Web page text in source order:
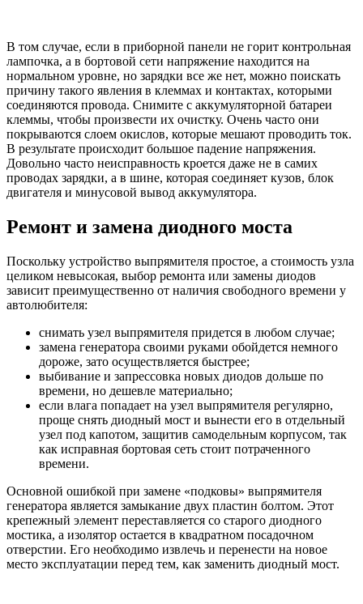
В том случае, если в приборной панели не горит контрольная
лампочка, а в бортовой сети напряжение находится на
нормальном уровне, но зарядки все же нет, можно поискать
причину такого явления в клеммах и контактах, которыми
соединяются провода. Снимите с аккумуляторной батареи
клеммы, чтобы произвести их очистку. Очень часто они
покрываются слоем окислов, которые мешают проводить ток.
В результате происходит большое падение напряжения.
Довольно часто неисправность кроется даже не в самих
проводах зарядки, а в шине, которая соединяет кузов, блок
двигателя и минусовой вывод аккумулятора.
Ремонт и замена диодного моста
Поскольку устройство выпрямителя простое, а стоимость узла
целиком невысокая, выбор ремонта или замены диодов
зависит преимущественно от наличия свободного времени у
автолюбителя:
снимать узел выпрямителя придется в любом случае;
замена генератора своими руками обойдется немного
дороже, зато осуществляется быстрее;
выбивание и запрессовка новых диодов дольше по
времени, но дешевле материально;
если влага попадает на узел выпрямителя регулярно,
проще снять диодный мост и вынести его в отдельный
узел под капотом, защитив самодельным корпусом, так
как исправная бортовая сеть стоит потраченного
времени.
Основной ошибкой при замене «подковы» выпрямителя
генератора является замыкание двух пластин болтом. Этот
крепежный элемент переставляется со старого диодного
мостика, а изолятор остается в квадратном посадочном
отверстии. Его необходимо извлечь и перенести на новое
место эксплуатации перед тем, как заменить диодный мост.